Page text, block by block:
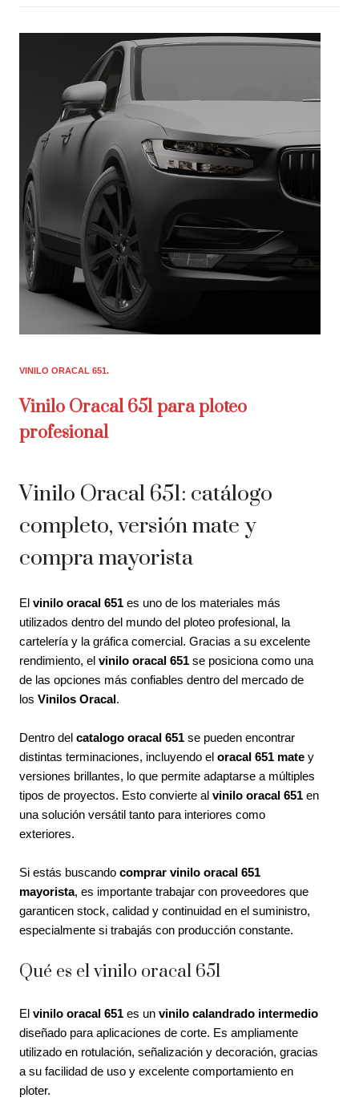
VINILO ORACAL 651
Vinilo Oracal 651 para ploteo
profesional
Vinilo Oracal 651: catálogo
completo, versión mate y
compra mayorista
El vinilo oracal 651 es uno de los materiales más
utilizados dentro del mundo del ploteo profesional, la
cartelería y la gráfica comercial. Gracias a su excelente
rendimiento, el vinilo oracal 651 se posiciona como una
de las opciones más confiables dentro del mercado de
los Vinilos Oracal.
Dentro del catalogo oracal 651 se pueden encontrar
distintas terminaciones, incluyendo el oracal 651 mate y
versiones brillantes, lo que permite adaptarse a múltiples
tipos de proyectos. Esto convierte al vinilo oracal 651 en
una solución versátil tanto para interiores como
exteriores.
Si estás buscando comprar vinilo oracal 651
mayorista, es importante trabajar con proveedores que
garanticen stock, calidad y continuidad en el suministro,
especialmente si trabajás con producción constante.
Qué es el vinilo oracal 651
El vinilo oracal 651 es un vinilo calandrado intermedio
diseñado para aplicaciones de corte. Es ampliamente
utilizado en rotulación, señalización y decoración, gracias
a su facilidad de uso y excelente comportamiento en
ploter.